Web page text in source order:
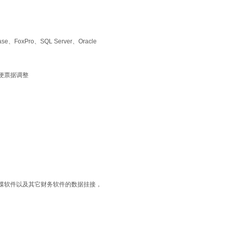
、FoxPro、SQL Server、Oracle
票据调整
件以及其它财务软件的数据挂接，